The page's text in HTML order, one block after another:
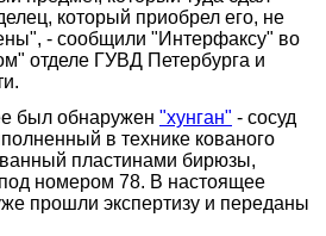
который приобрел его, не
- сообщили "Интерфаксу" во
отделе ГУВД Петербурга и
был обнаружен "хунган" - сосуд
в технике кованого
пластинами бирюзы,
номером 78. В настоящее
прошли экспертизу и переданы